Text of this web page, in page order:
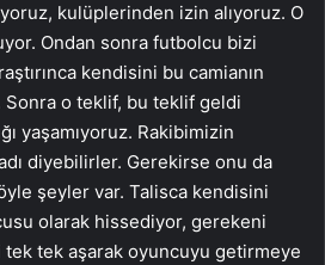
kulüplerinden izin alıyoruz. O
Ondan sonra futbolcu bizi
kendisini bu camianın
Sonra o teklif, bu teklif geldi
yaşamıyoruz. Rakibimizin
diyebilirler. Gerekirse onu da
şeyler var. Talisca kendisini
olarak hissediyor, gerekeni
tek tek aşarak oyuncuyu getirmeye